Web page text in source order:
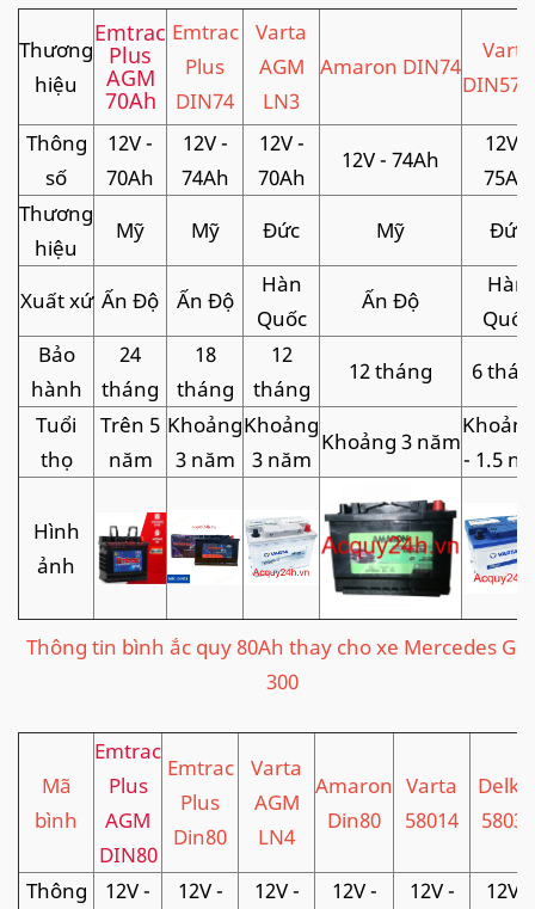
Thương
hiệu
Emtrac
Plus
AGM
70Ah
Emtrac
Plus
DIN74
Varta
AGM
LN3
Amaron DIN74
Varta
Thông
số
12V -
70Ah
12V -
74Ah
12V -
70Ah
12V - 74Ah
12V -
75Ah
Thương
hiệu
Mỹ Mỹ Đức Mỹ Đức
Xuất xứ Ấn Độ Ấn Độ
Hàn
Quốc
Ấn Độ
Hàn
Quốc
Bảo
hành
24
tháng
18
tháng
12
tháng
12 tháng
6
Tuổi
thọ
Trên 5
năm
Khoảng
3 năm
Khoảng
3 năm
Khoảng 3 năm
- 1.5
Hình
ảnh
Thông tin bình ắc quy 80Ah thay cho xe Mercedes
300
Mã
bình
Emtrac
Plus
AGM
DIN80
Emtrac
Plus
Din80
Varta
AGM
LN4
Amaron
Din80
Varta
58014
58039
Thông
12V -
12V -
12V -
12V -
12V -
12V -